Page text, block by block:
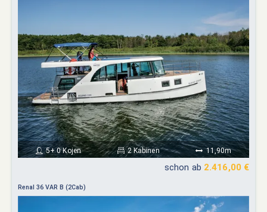
5+ 0 Kojen 2 Kabinen 11,90m
schon ab 2.416,00 €
Renal 36 VAR B (2Cab)